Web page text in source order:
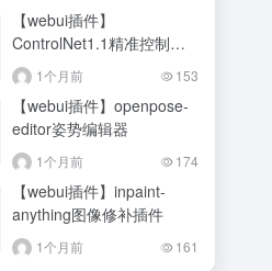
【webui插件】
ControlNet1.1精准控制插
件（含14个模型）
1个月前 153
【webui插件】openpose-
editor姿势编辑器
1个月前 174
【webui插件】inpaint-
anything图像修补插件
1个月前 161